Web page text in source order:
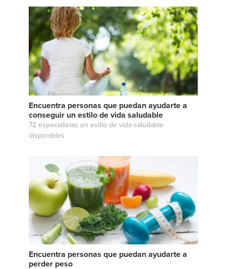
Encuentra personas que puedan ayudarte a
conseguir un estilo de vida saludable
72 especialistas en estilo de vida saludable
disponibles
Encuentra personas que puedan ayudarte a
perder peso